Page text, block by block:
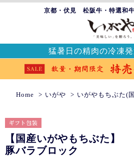
京都・伏見 松阪牛・特選和
猛暑日の精肉の冷凍
Home いがや いがやもちぶた(
【国産いがやもちぶた】
豚バラブロック